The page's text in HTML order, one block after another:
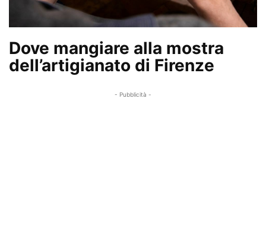
Dove mangiare alla mostra
dell’artigianato di Firenze
- Pubblicità -